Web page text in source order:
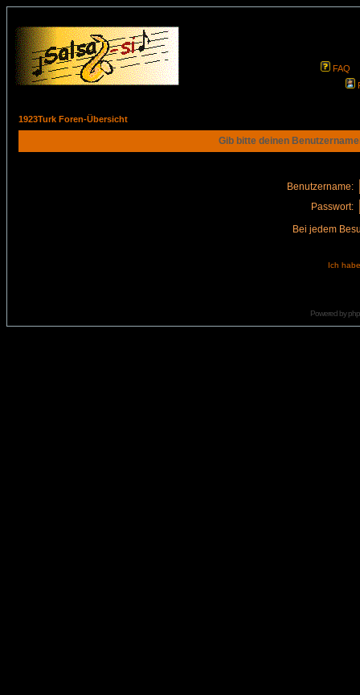
FAQ
1923Turk Foren-Übersicht
Gib bitte deinen
Benutzername:
Passwort:
Bei jedem
Ich
Powered by